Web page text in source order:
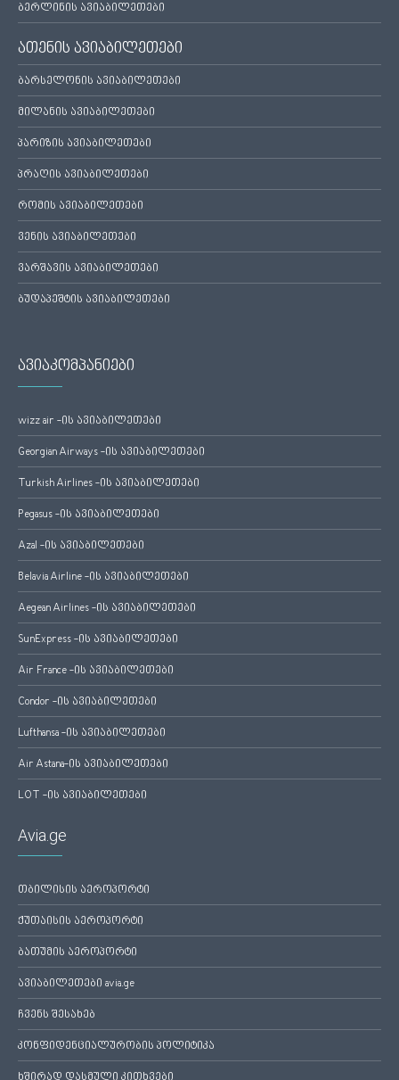
ბერლინის ავიაბილეთები
ათენის ავიაბილეთები
ბარსელონის ავიაბილეთები
მილანის ავიაბილეთები
პარიზის ავიაბილეთები
პრაღის ავიაბილეთები
რომის ავიაბილეთები
ვენის ავიაბილეთები
ვარშავის ავიაბილეთები
ბუდაპეშტის ავიაბილეთები
ავიაკომპანიები
wizz air -ის ავიაბილეთები
Georgian Airways -ის ავიაბილეთები
Turkish Airlines -ის ავიაბილეთები
Pegasus -ის ავიაბილეთები
Azal -ის ავიაბილეთები
Belavia Airline -ის ავიაბილეთები
Aegean Airlines -ის ავიაბილეთები
SunExpress -ის ავიაბილეთები
Air France -ის ავიაბილეთები
Condor -ის ავიაბილეთები
Lufthansa -ის ავიაბილეთები
Air Astana-ის ავიაბილეთები
LOT -ის ავიაბილეთები
Avia.ge
თბილისის აეროპორტი
ქუთაისის აეროპორტი
ბათუმის აეროპორტი
ავიაბილეთები avia.ge
ჩვენს შესახებ
კონფიდენციალურობის პოლიტიკა
ხშირად დასმული კითხვები